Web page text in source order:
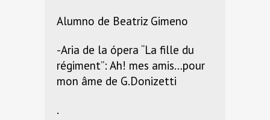
Alumno de Beatriz Gimeno
-Aria de la ópera “La fille du
régiment”: Ah! mes amis…pour
mon âme de G.Donizetti
.